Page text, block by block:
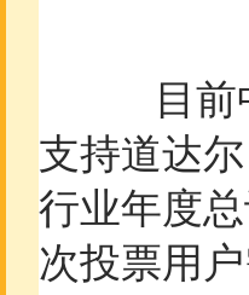
目前中
支持道达
行业年度
次投票用